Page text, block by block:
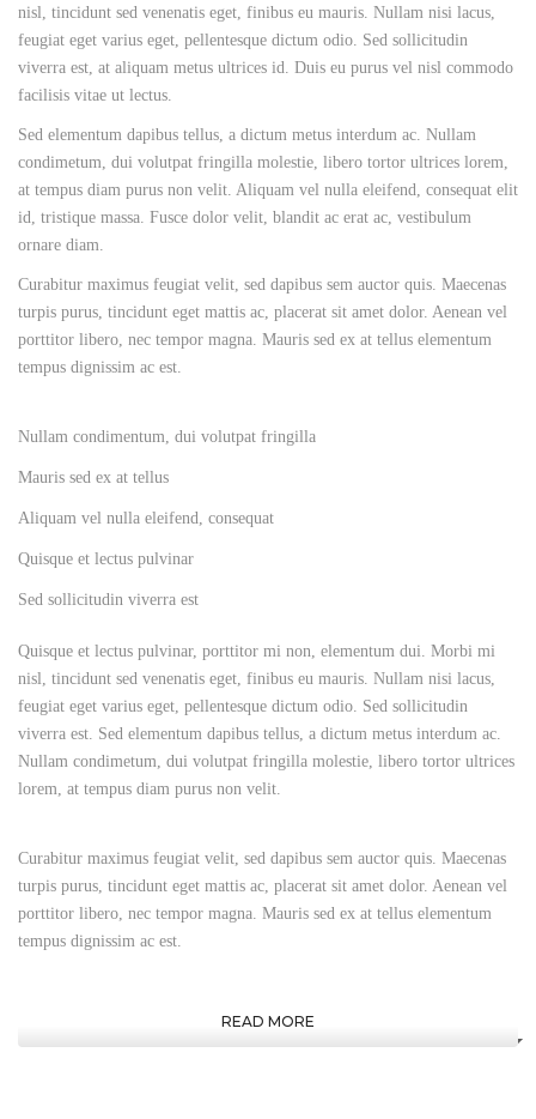
nisl, tincidunt sed venenatis eget, finibus eu mauris. Nullam nisi lacus,
feugiat eget varius eget, pellentesque dictum odio. Sed sollicitudin
viverra est, at aliquam metus ultrices id. Duis eu purus vel nisl commodo
facilisis vitae ut lectus.
Sed elementum dapibus tellus, a dictum metus interdum ac. Nullam
condimetum, dui volutpat fringilla molestie, libero tortor ultrices lorem,
at tempus diam purus non velit. Aliquam vel nulla eleifend, consequat elit
id, tristique massa. Fusce dolor velit, blandit ac erat ac, vestibulum
ornare diam.
Curabitur maximus feugiat velit, sed dapibus sem auctor quis. Maecenas
turpis purus, tincidunt eget mattis ac, placerat sit amet dolor. Aenean vel
porttitor libero, nec tempor magna. Mauris sed ex at tellus elementum
tempus dignissim ac est.
Nullam condimentum, dui volutpat fringilla
Mauris sed ex at tellus
Aliquam vel nulla eleifend, consequat
Quisque et lectus pulvinar
Sed sollicitudin viverra est
Quisque et lectus pulvinar, porttitor mi non, elementum dui. Morbi mi
nisl, tincidunt sed venenatis eget, finibus eu mauris. Nullam nisi lacus,
feugiat eget varius eget, pellentesque dictum odio. Sed sollicitudin
viverra est. Sed elementum dapibus tellus, a dictum metus interdum ac.
Nullam condimetum, dui volutpat fringilla molestie, libero tortor ultrices
lorem, at tempus diam purus non velit.
Curabitur maximus feugiat velit, sed dapibus sem auctor quis. Maecenas
turpis purus, tincidunt eget mattis ac, placerat sit amet dolor. Aenean vel
porttitor libero, nec tempor magna. Mauris sed ex at tellus elementum
tempus dignissim ac est.
READ MORE